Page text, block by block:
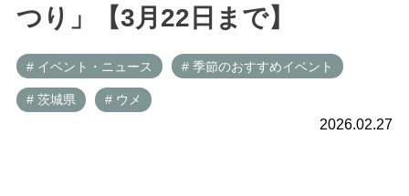
つり」【3月22日まで】
# イベント・ニュース # 季節のおすすめイベント
# 茨城県 # ウメ
2026.02.27